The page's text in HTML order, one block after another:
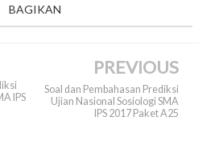
BAGIKAN
IPS
PREVIOUS
Soal dan Pembahasan Prediksi
Ujian Nasional Sosiologi SMA
IPS 2017 Paket A25